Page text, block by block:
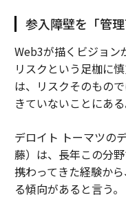
参入障壁を「管
Web3が描くビジョン
リスクという足枷に
は、リスクそのもの
きていないことにある
デロイト トーマツの
藤）は、長年この分
携わってきた経験か
る傾向があると言う。